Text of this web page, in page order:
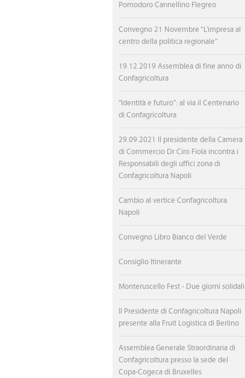
Pomodoro Cannellino Flegreo
Convegno 21 Novembre “L’impresa al
centro della politica regionale"
19.12.2019 Assemblea di fine anno di
Confagricoltura
"Identità e futuro": al via il Centenario
di Confagricoltura
29.09.2021 Il presidente della Camera
di Commercio Dr Ciro Fiola incontra i
Responsabili degli uffici zona di
Confagricoltura Napoli
Cambio al vertice Confagricoltura
Napoli
Convegno Libro Bianco del Verde
Consiglio Itinerante
Monteruscello Fest - Due giorni solidali
Il Presidente di Confagricoltura Napoli
presente alla Fruit Logistica di Berlino
Assemblea Generale Straordinaria di
Confagricoltura presso la sede del
Copa-Cogeca di Bruxelles